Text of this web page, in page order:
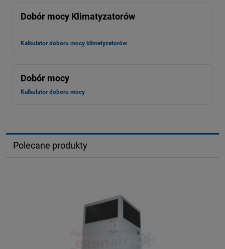
Dobór mocy Klimatyzatorów
Kalkulator doboru mocy klimatyzatorów
Dobór mocy
Kalkulator doboru mocy
Polecane produkty